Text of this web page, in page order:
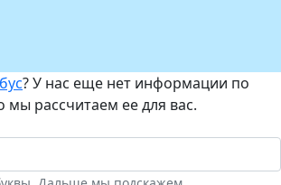
? У нас еще нет информации по
мы рассчитаем ее для вас.